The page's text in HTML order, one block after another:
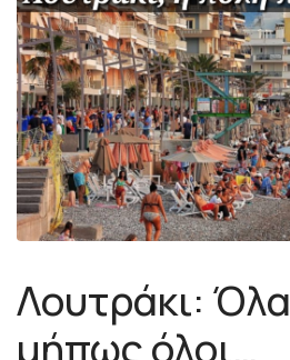
Λουτράκι:
μήπως όλοι…